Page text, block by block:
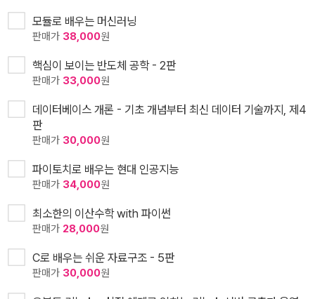
모듈로 배우는 머신러닝
판매가 38,000원
핵심이 보이는 반도체 공학 - 2판
판매가 33,000원
데이터베이스 개론 - 기초 개념부터 최신 데이터 기술까지, 제4
판
판매가 30,000원
파이토치로 배우는 현대 인공지능
판매가 34,000원
최소한의 이산수학 with 파이썬
판매가 28,000원
C로 배우는 쉬운 자료구조 - 5판
판매가 30,000원